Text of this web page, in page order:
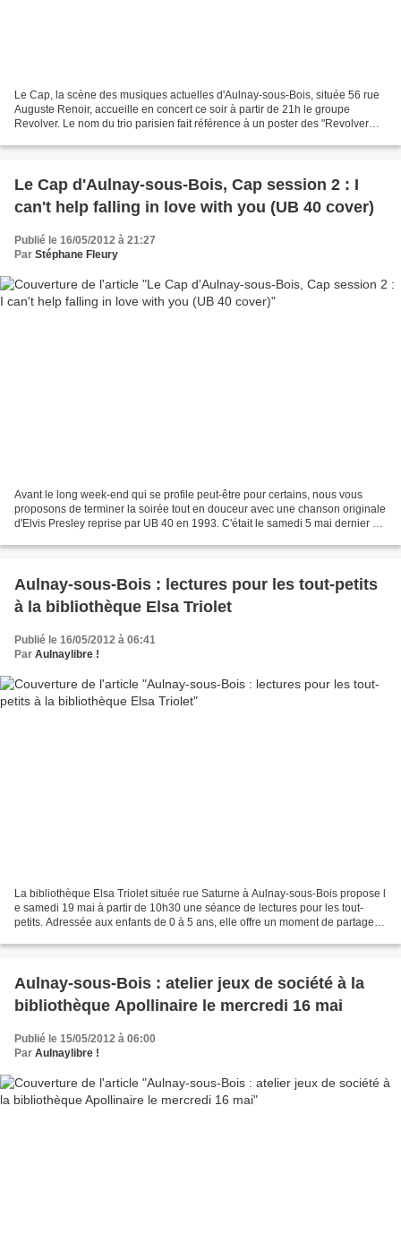
Le Cap, la scène des musiques actuelles d'Aulnay-sous-Bois, située 56 rue
Auguste Renoir, accueille en concert ce soir à partir de 21h le groupe
Revolver. Le nom du trio parisien fait référence à un poster des "Revolver
Le Cap d'Aulnay-sous-Bois, Cap session 2 : I
can't help falling in love with you (UB 40 cover)
Publié le 16/05/2012 à 21:27
Par Stéphane Fleury
Avant le long week-end qui se profile peut-être pour certains, nous vous
proposons de terminer la soirée tout en douceur avec une chanson originale
d'Elvis Presley reprise par UB 40 en 1993. C'était le samedi 5 mai dernier au
Aulnay-sous-Bois : lectures pour les tout-petits
à la bibliothèque Elsa Triolet
Publié le 16/05/2012 à 06:41
Par Aulnaylibre !
La bibliothèque Elsa Triolet située rue Saturne à Aulnay-sous-Bois propose l
e samedi 19 mai à partir de 10h30 une séance de lectures pour les tout-
petits. Adressée aux enfants de 0 à 5 ans, elle offre un moment de partage
Aulnay-sous-Bois : atelier jeux de société à la
bibliothèque Apollinaire le mercredi 16 mai
Publié le 15/05/2012 à 06:00
Par Aulnaylibre !